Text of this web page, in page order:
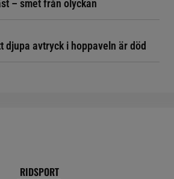
– smet från olyckan
djupa avtryck i hoppaveln är död
RIDSPORT